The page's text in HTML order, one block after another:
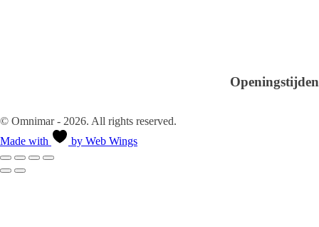
Openingstijden
© Omnimar - 2026. All rights reserved.
Made with
by Web Wings